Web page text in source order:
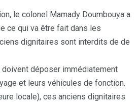
le colonel Mamady Doumbouya a
ce qui va être fait dans les
dignitaires sont interdits de de
déposer immédiatement
et leurs véhicules de fonction.
locale), ces anciens dignitaires